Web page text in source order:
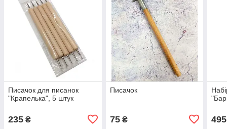
Писачок для писанок
"Крапелька", 5 штук
235 ₴
Писачок
75₴ 495